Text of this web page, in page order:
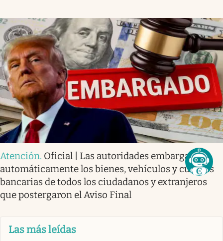
Atención. Oficial | Las autoridades embargan
automáticamente los bienes, vehículos y cuentas
bancarias de todos los ciudadanos y extranjeros
que postergaron el Aviso Final
Las más leídas